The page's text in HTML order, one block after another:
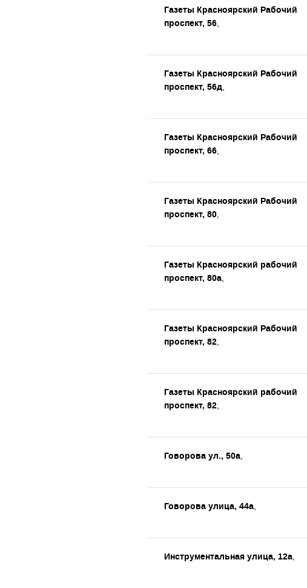
Газеты Красноярский Рабочий
проспект, 56,
Газеты Красноярский Рабочий
проспект, 56д,
Газеты Красноярский Рабочий
проспект, 66,
Газеты Красноярский Рабочий
проспект, 80,
Газеты Красноярский рабочий
проспект, 80а,
Газеты Красноярский Рабочий
проспект, 82,
Газеты Красноярский рабочий
проспект, 82,
Говорова ул., 50а,
Говорова улица, 44а,
Инструментальная улица, 12а,